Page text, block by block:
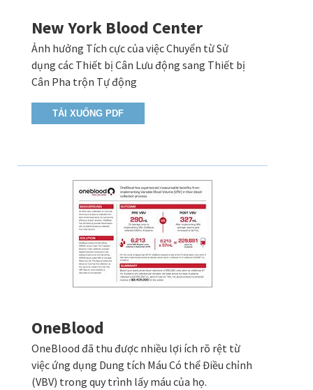
New York Blood Center
Ảnh hưởng Tích cực của việc Chuyển từ Sử
dụng các Thiết bị Cân Lưu động sang Thiết bị
Cân Pha trộn Tự động
TẢI XUỐNG PDF
OneBlood
OneBlood đã thu được nhiều lợi ích rõ rệt từ
việc ứng dụng Dung tích Máu Có thể Điều chỉnh
(VBV) trong quy trình lấy máu của họ.